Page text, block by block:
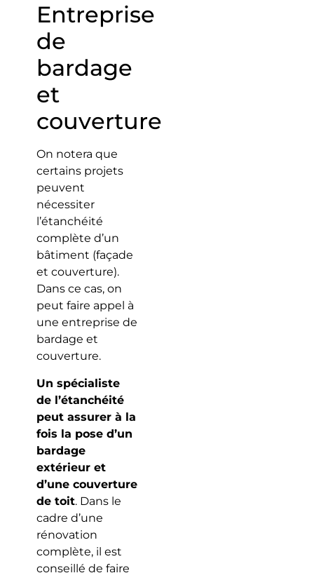
Entreprise
de
bardage
et
couverture
On notera que
certains projets
peuvent
nécessiter
l’étanchéité
complète d’un
bâtiment (façade
et couverture).
Dans ce cas, on
peut faire appel à
une entreprise de
bardage et
couverture.
Un spécialiste
de l’étanchéité
peut assurer à la
fois la pose d’un
bardage
extérieur et
d’une couverture
de toit. Dans le
cadre d’une
rénovation
complète, il est
conseillé de faire